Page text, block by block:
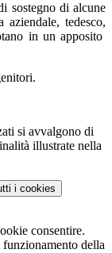
sostegno di alcune
aziendale, tedesco,
in un apposito
si avvalgono di
illustrate nella
i cookies
consentire.
della